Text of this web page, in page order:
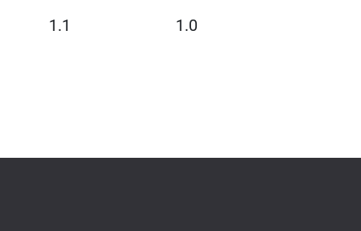
1.1 1.0